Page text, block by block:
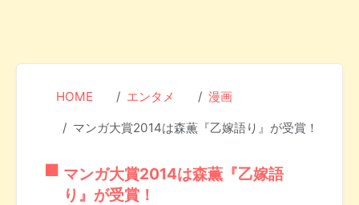
HOME エンタメ 漫画
マンガ大賞2014は森薫『乙嫁語り』が受賞！
マンガ大賞2014は森薫『乙嫁語
り』が受賞！